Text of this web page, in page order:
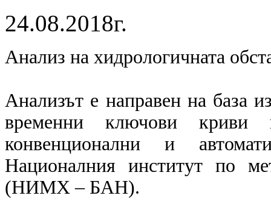
24.08.2018г.
Анализ на хидрологичната
Анализът е направен на база
временни ключови криви
конвенционални и
Националния институт по
(НИМХ – БАН).